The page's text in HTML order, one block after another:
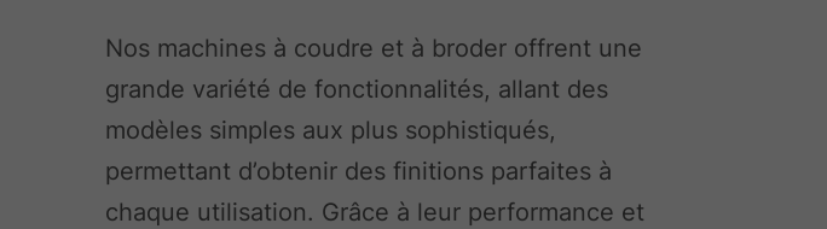
Nos machines à coudre et à broder offrent une
grande variété de fonctionnalités, allant des
modèles simples aux plus sophistiqués,
permettant d’obtenir des finitions parfaites à
chaque utilisation. Grâce à leur performance et